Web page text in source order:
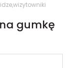
gumkę